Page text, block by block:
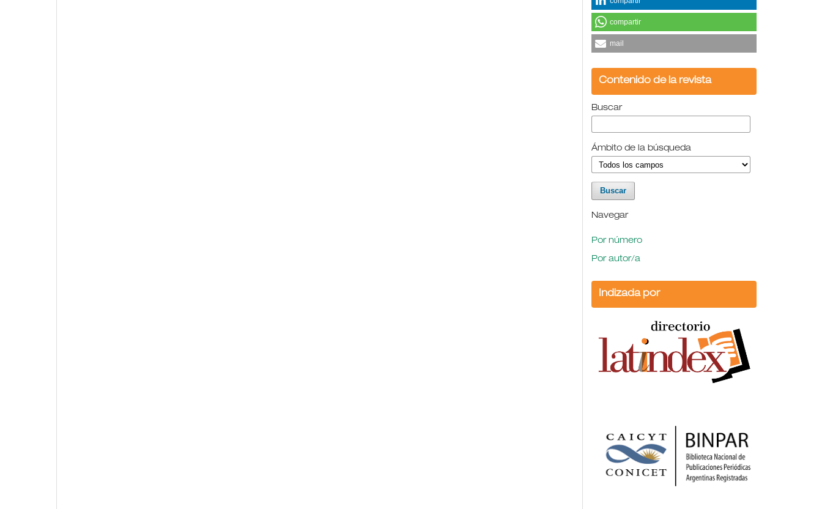
compartir
mail
Contenido de la revista
Buscar
Ámbito de la búsqueda
Navegar
Por número
Por autor/a
Indizada por